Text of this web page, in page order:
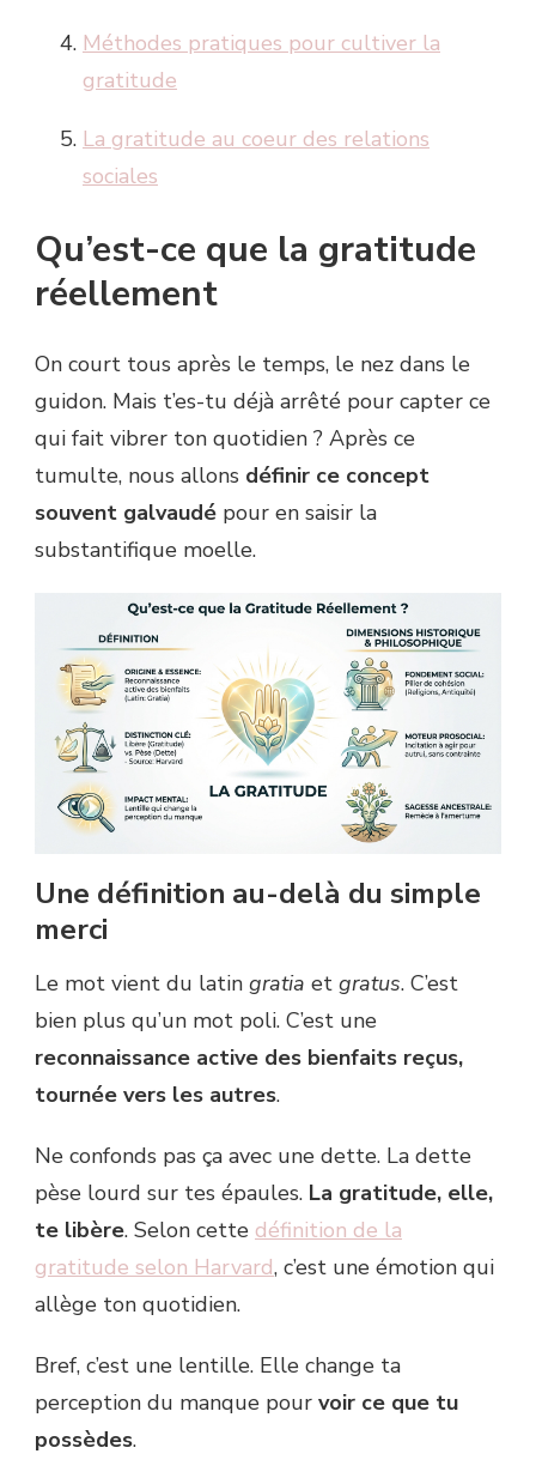
Méthodes pratiques pour cultiver la
gratitude
La gratitude au coeur des relations
sociales
Qu’est-ce que la gratitude
réellement
On court tous après le temps, le nez dans le
guidon. Mais t’es-tu déjà arrêté pour capter ce
qui fait vibrer ton quotidien ? Après ce
tumulte, nous allons définir ce concept
souvent galvaudé pour en saisir la
substantifique moelle.
Une définition au-delà du simple
merci
Le mot vient du latin gratia et gratus. C’est
bien plus qu’un mot poli. C’est une
reconnaissance active des bienfaits reçus,
tournée vers les autres.
Ne confonds pas ça avec une dette. La dette
pèse lourd sur tes épaules. La gratitude, elle,
te libère. Selon cette définition de la
gratitude selon Harvard, c’est une émotion qui
allège ton quotidien.
Bref, c’est une lentille. Elle change ta
perception du manque pour voir ce que tu
possèdes.